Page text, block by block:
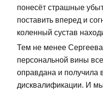
понесёт страшные
поставить вперед и
коленный сустав
Тем не менее
персональной вины
оправдана и получила
дисквалификации. И